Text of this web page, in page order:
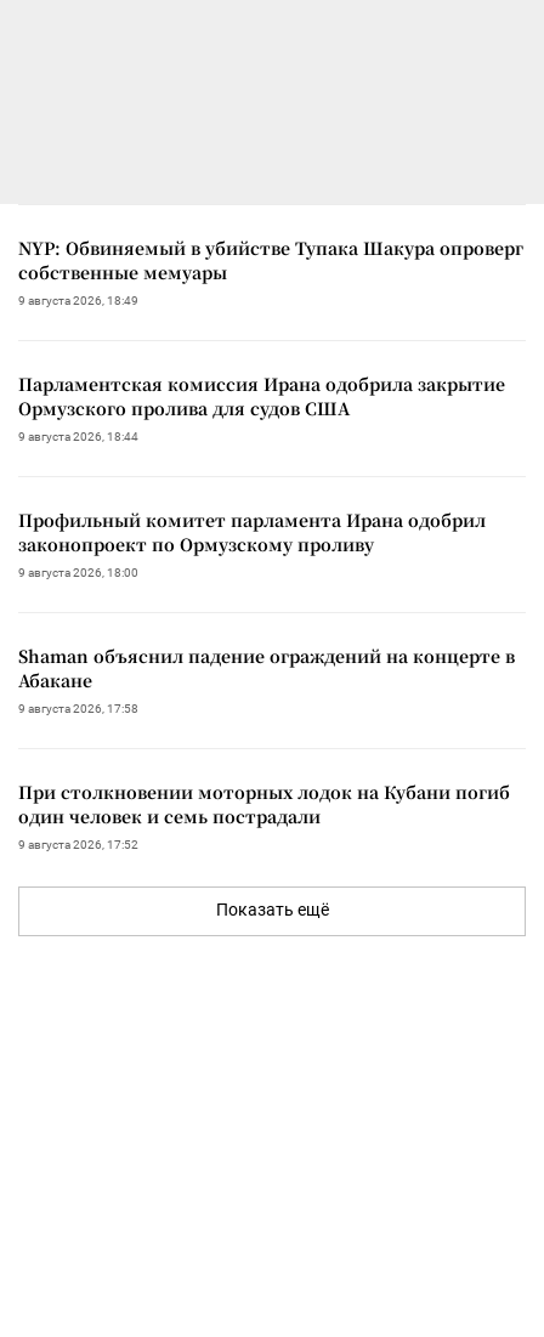
NYP: Обвиняемый в убийстве Тупака Шакура опроверг
собственные мемуары
9 августа 2026, 18:49
Парламентская комиссия Ирана одобрила закрытие
Ормузского пролива для судов США
9 августа 2026, 18:44
Профильный комитет парламента Ирана одобрил
законопроект по Ормузскому проливу
9 августа 2026, 18:00
Shaman объяснил падение ограждений на концерте в
Абакане
9 августа 2026, 17:58
При столкновении моторных лодок на Кубани погиб
один человек и семь пострадали
9 августа 2026, 17:52
Показать ещё